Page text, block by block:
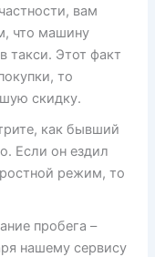
вам
что машину
такси. Этот факт
то
скидку.
как бывший
Если он ездил
режим, то
пробега –
нашему сервису